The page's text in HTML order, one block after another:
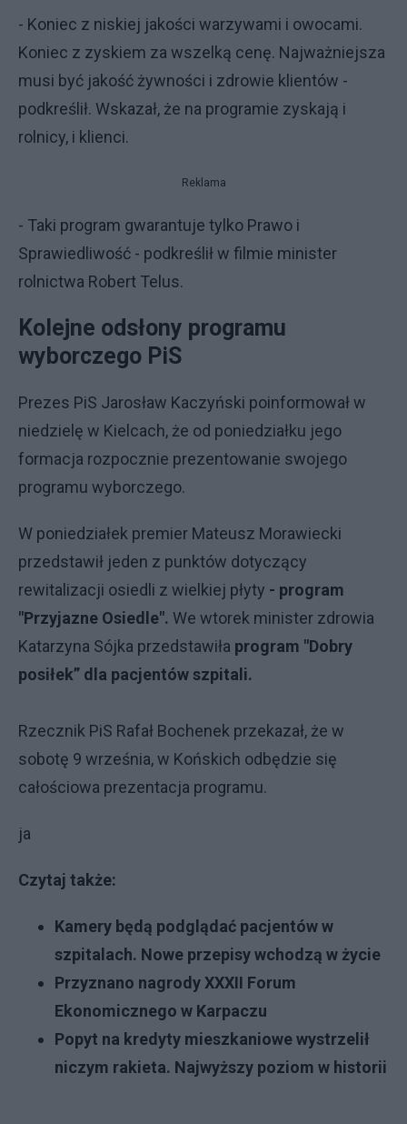
- Koniec z niskiej jakości warzywami i owocami.
Koniec z zyskiem za wszelką cenę. Najważniejsza
musi być jakość żywności i zdrowie klientów -
podkreślił. Wskazał, że na programie zyskają i
rolnicy, i klienci.
Reklama
- Taki program gwarantuje tylko Prawo i
Sprawiedliwość - podkreślił w filmie minister
rolnictwa Robert Telus.
Kolejne odsłony programu
wyborczego PiS
Prezes PiS Jarosław Kaczyński poinformował w
niedzielę w Kielcach, że od poniedziałku jego
formacja rozpocznie prezentowanie swojego
programu wyborczego.
W poniedziałek premier Mateusz Morawiecki
przedstawił jeden z punktów dotyczący
rewitalizacji osiedli z wielkiej płyty - program
"Przyjazne Osiedle". We wtorek minister zdrowia
Katarzyna Sójka przedstawiła program "Dobry
posiłek” dla pacjentów szpitali.
Rzecznik PiS Rafał Bochenek przekazał, że w
sobotę 9 września, w Końskich odbędzie się
całościowa prezentacja programu.
ja
Czytaj także:
Kamery będą podglądać pacjentów w
szpitalach. Nowe przepisy wchodzą w życie
Przyznano nagrody XXXII Forum
Ekonomicznego w Karpaczu
Popyt na kredyty mieszkaniowe wystrzelił
niczym rakieta. Najwyższy poziom w historii